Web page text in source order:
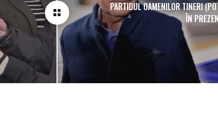
PARTIDUL OAMENILOR TINERI
ÎN